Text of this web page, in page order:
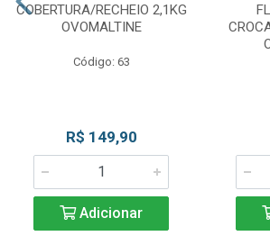
COBERTURA/RECHEIO 2,1KG
OVOMALTINE
Código: 63
R$ 149,90
Adicionar